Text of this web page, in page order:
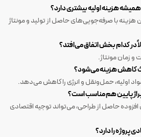
هزینه با صرفه‌جویی‌های حاصل از تولید و مونتاژ
زمان مونتاژ.
مواد اولیه، حمل‌ونقل و انرژی را کاهش می‌دهد.
حاصل از طراحی، می‌تواند توجیه اقتصادی